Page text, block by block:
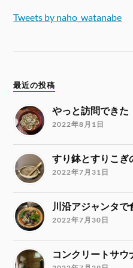
Tweets by naho_watanabe
最近の投稿
やっと訪問できた
2022年8月1日
すり鉢とすりこぎ
2022年7月31日
川沿アジャンタで
2022年7月30日
コンクリートサ